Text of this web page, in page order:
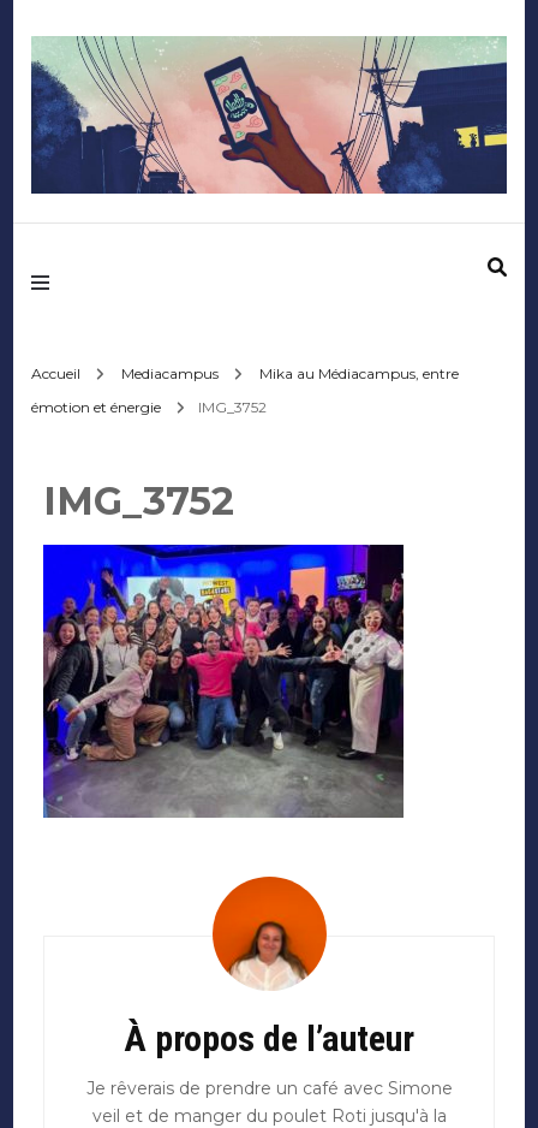
Mediafactory – Le
d'Audencia
SciencesCom
Accueil Mediacampus
Mika au Médiacampus, entre
émotion et énergie
IMG_3752
IMG_3752
À propos de l’auteur
Je rêverais de prendre un café avec Simone
veil et de manger du poulet Roti jusqu'à la